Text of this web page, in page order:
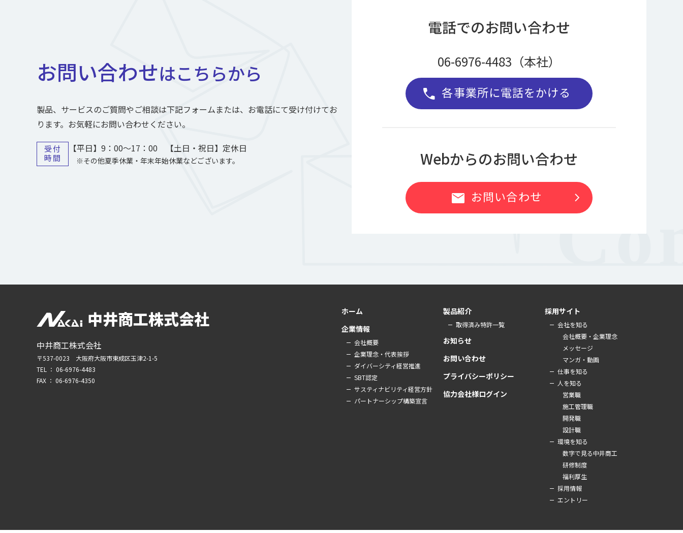
お問い合わせはこちらから
製品、サービスのご質問やご相談は下記フォームまたは、お電話にて受け付けてお
ります。お気軽にお問い合わせください。
受付
時間
【平日】9：00～17：00 【土日・祝日】定休日
※その他夏季休業・年末年始休業などございます。
電話でのお問い合わせ
06-6976-4483（本社）
call 各事業所に電話をかける
Webからのお問い合わせ
mail お問い合わせ chevron_right
中井商工株式会社
中井商工株式会社
〒537-0023 大阪府大阪市東成区玉津2-1-5
TEL ： 06-6976-4483
FAX ： 06-6976-4350
ホーム
企業情報
会社概要
企業理念・代表挨拶
ダイバーシティ経営推進
SBT認定
サスティナビリティ経営方針
パートナーシップ構築宣言
製品紹介
取得済み特許一覧
お知らせ
お問い合わせ
プライバシーポリシー
協力会社様ログイン
採用サイト
会社を知る
会社概要・企業理念
メッセージ
マンガ・動画
仕事を知る
人を知る
営業職
施工管理職
開発職
設計職
環境を知る
数字で見る中井商工
研修制度
福利厚生
採用情報
エントリー